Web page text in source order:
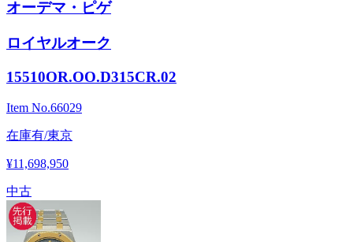
オーデマ・ピゲ
ロイヤルオーク
15510OR.OO.D315CR.02
Item No.66029
在庫有/東京
¥11,698,950
中古